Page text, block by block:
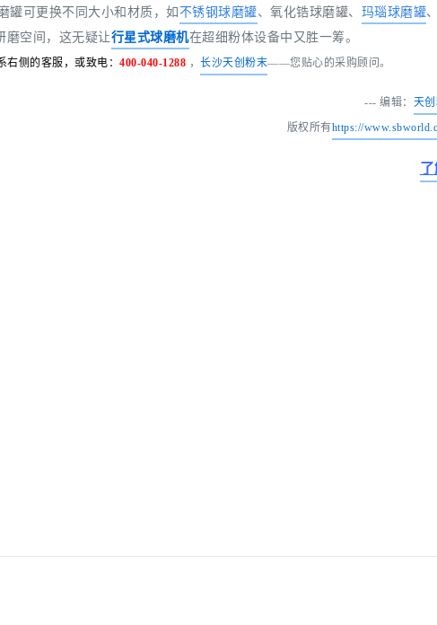
可更换不同大小和材质，如不锈钢球磨罐、氧化锆球磨罐、 玛瑙球磨罐
磨空间，这无疑让行星式球磨机在超细粉体设备中又胜一筹。
右侧的客服，或致电：400-040-1288 ，长沙天创粉末——您贴心的采购顾问。
--- 编辑： 天
版权所有https://